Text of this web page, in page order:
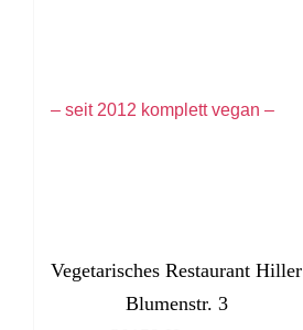
– seit 2012 komplett vegan –
Vegetarisches Restaurant Hiller
Blumenstr. 3